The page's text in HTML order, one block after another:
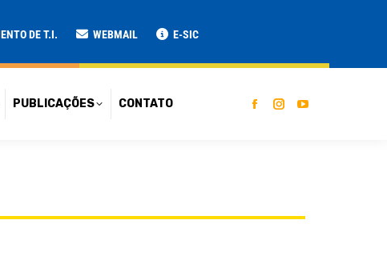
DE T.I. WEBMAIL E-SIC
PUBLICAÇÕES CONTATO